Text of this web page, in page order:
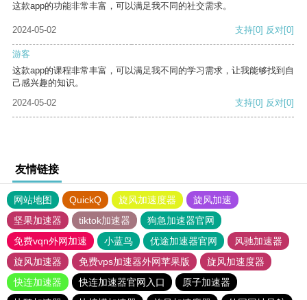
这款app的功能非常丰富，可以满足我不同的社交需求。
2024-05-02 支持[0] 反对[0]
游客
这款app的课程非常丰富，可以满足我不同的学习需求，让我能够找到自
己感兴趣的知识。
2024-05-02
支持[0] 反对[0]
友情链接
网站地图 QuickQ 旋风加速度器
旋风加速
坚果加速器
tiktok加速器
狗急加速器官网
免费vqn外网加速
小蓝鸟 优途加速器官网
风驰加速器
旋风加速器
免费vps加速器外网苹果版
旋风加速度器
快连加速器
快连加速器官网入口
原子加速器